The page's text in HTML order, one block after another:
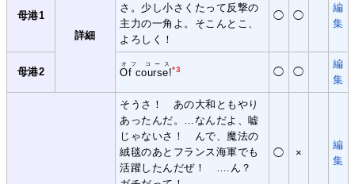
母港1
詳細
さ。少し小さくたって反撃の
主力の一角よ。そこんとこ、
よろしく！
◯ ◯
編
集
母港2 Of course!
オフ コース
*3 ◯ ◯
編
集
そうさ！ あの大和ともやり
あったんだ。…なんだよ、嘘
じゃないさ！ んで、魔法の
絨毯のあとフランス海軍でも
活躍したんだぜ！ ….ん？
◯ ×
編
集